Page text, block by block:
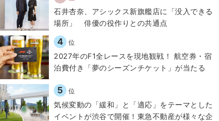
石井杏奈、アシックス新旗艦店に「没入できる
場所」 俳優の役作りとの共通点
4 位
2027年のF1全レースを現地観戦！ 航空券・宿
泊費付き「夢のシーズンチケット」が当たる
5 位
気候変動の「緩和」と「適応」をテーマとした
イベントが渋谷で開催！東急不動産が様々な企